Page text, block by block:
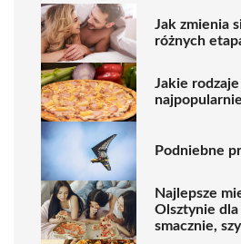
Jak zmienia
różnych
Jakie rodzaje
Podniebne
Najlepsze
Olsztynie
smacznie,